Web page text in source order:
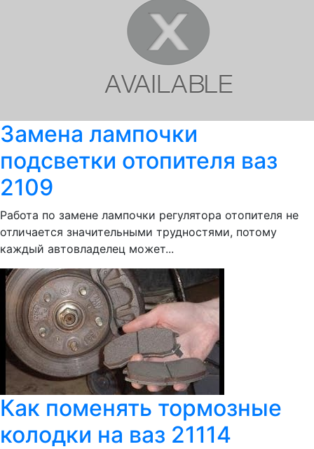
Замена лампочки
подсветки отопителя ваз
2109
Работа по замене лампочки регулятора отопителя не
отличается значительными трудностями, потому
каждый автовладелец может...
Как поменять тормозные
колодки на ваз 21114